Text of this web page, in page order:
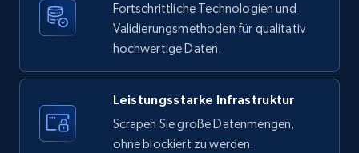
URL, Product id, Listing inventory id, Title, Rating,
Reviews count shop, Reviews count item, Initial
price, and more.
Fortschrittliche Technologien und
Validierungsmethoden für qualitativ
hochwertige Daten.
Leistungsstarke Infrastruktur
Scrapen Sie große Datenmengen,
ohne blockiert zu werden.